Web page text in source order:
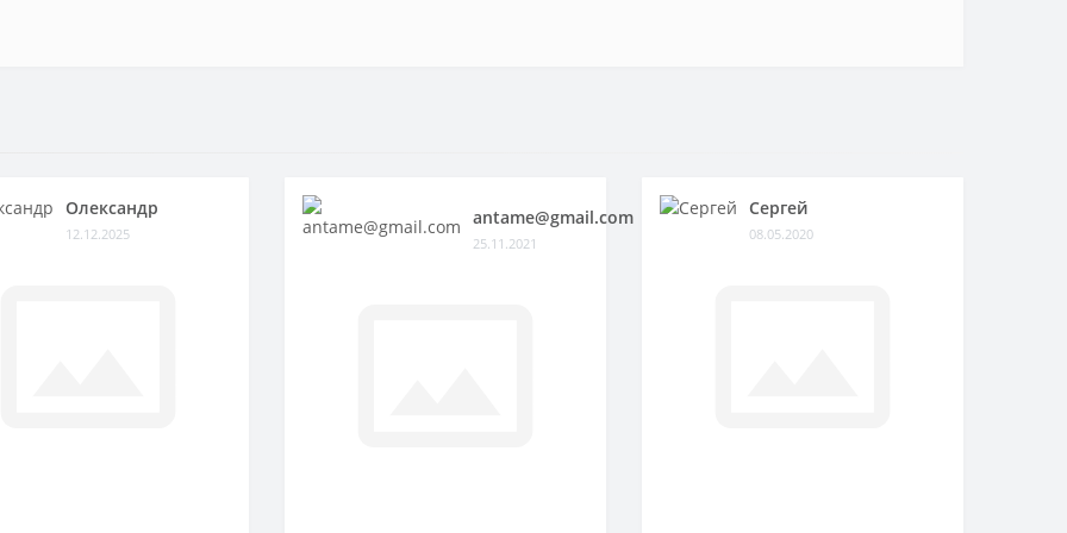
Олександр
12.12.2025
antame@gmail.com
25.11.2021
Сергей
08.05.2020